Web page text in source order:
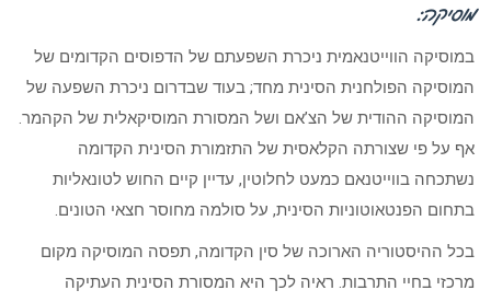
מוסיקה:
במוסיקה הווייטנאמית ניכרת השפעתם של הדפוסים הקדומים של
המוסיקה הפולחנית הסינית מחד; בעוד שבדרום ניכרת השפעה של
המוסיקה ההודית של הצ’אם ושל המסורת המוסיקאלית של הקהמר.
אף על פי שצורתה הקלאסית של התזמורת הסינית הקדומה
נשתכחה בווייטנאם כמעט לחלוטין, עדיין קיים החוש לטונאליות
בתחום הפנטאוטוניות הסינית, על סולמה מחוסר חצאי הטונים.
בכל ההיסטוריה הארוכה של סין הקדומה, תפסה המוסיקה מקום
מרכזי בחיי התרבות. ראיה לכך היא המסורת הסינית העתיקה